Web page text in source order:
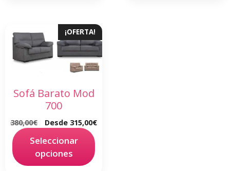
¡OFERTA!
Sofá Barato Mod
700
380,00€ Desde 315,00€
Seleccionar
opciones